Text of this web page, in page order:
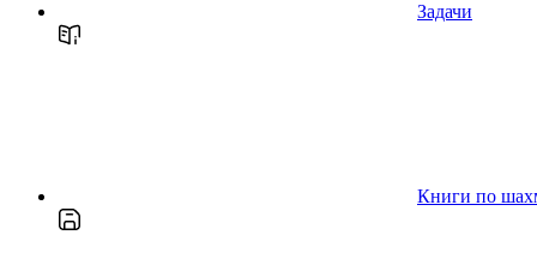
Задачи
Книги по